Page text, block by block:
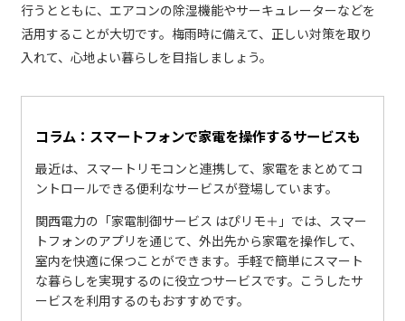
行うとともに、エアコンの除湿機能やサーキュレーターなどを
活用することが大切です。梅雨時に備えて、正しい対策を取り
入れて、心地よい暮らしを目指しましょう。
コラム：スマートフォンで家電を操作するサービスも
最近は、スマートリモコンと連携して、家電をまとめてコ
ントロールできる便利なサービスが登場しています。
関西電力の「家電制御サービス はぴリモ＋」では、スマー
トフォンのアプリを通じて、外出先から家電を操作して、
室内を快適に保つことができます。手軽で簡単にスマート
な暮らしを実現するのに役立つサービスです。こうしたサ
ービスを利用するのもおすすめです。